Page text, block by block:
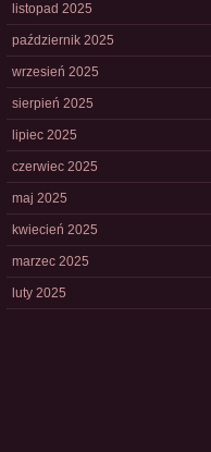
listopad 2025
październik 2025
wrzesień 2025
sierpień 2025
lipiec 2025
czerwiec 2025
maj 2025
kwiecień 2025
marzec 2025
luty 2025